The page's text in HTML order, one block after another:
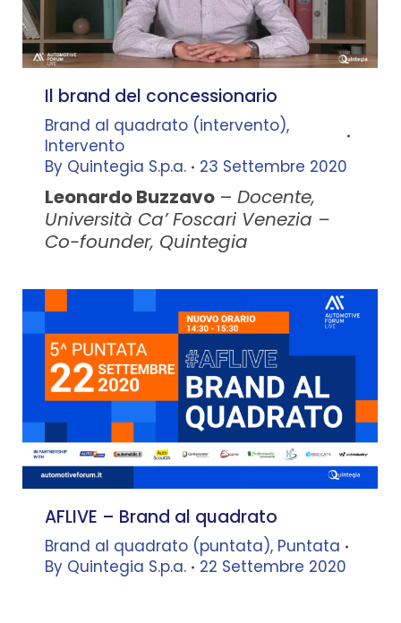
Il brand del concessionario
Brand al quadrato (intervento),
Intervento
By Quintegia S.p.a. 23 Settembre 2020
Leonardo Buzzavo – Docente,
Università Ca’ Foscari Venezia –
Co-founder, Quintegia
AFLIVE – Brand al quadrato
Brand al quadrato (puntata), Puntata
By Quintegia S.p.a. 22 Settembre 2020